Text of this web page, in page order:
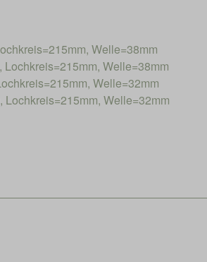
Welle=38mm
Welle=38mm
Welle=32mm
Welle=32mm